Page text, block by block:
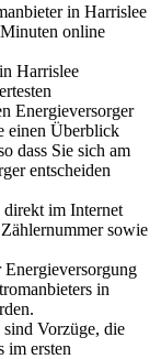
in Harrislee
online
Harrislee
Energieversorger
einen Überblick
dass Sie sich am
entscheiden
direkt im Internet
sowie
in
Vorzüge, die
im ersten